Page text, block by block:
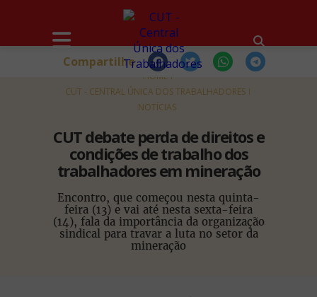
HOME
CUT - CENTRAL ÚNICA DOS TRABALHADORES
NOTÍCIAS
CUT debate perda de direitos e
condições de trabalho dos
trabalhadores em mineração
Encontro, que começou nesta quinta-
feira (13) e vai até nesta sexta-feira
(14), fala da importância da organização
sindical para travar a luta no setor da
mineração
Compartilhe